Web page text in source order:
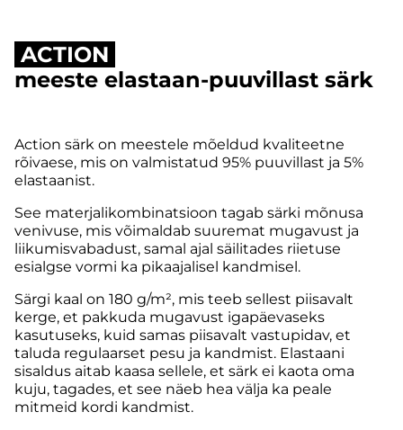
ACTION
meeste elastaan-puuvillast särk
Action särk on meestele mõeldud kvaliteetne
rõivaese, mis on valmistatud 95% puuvillast ja 5%
elastaanist.
See materjalikombinatsioon tagab särki mõnusa
venivuse, mis võimaldab suuremat mugavust ja
liikumisvabadust, samal ajal säilitades riietuse
esialgse vormi ka pikaajalisel kandmisel.
Särgi kaal on 180 g/m², mis teeb sellest piisavalt
kerge, et pakkuda mugavust igapäevaseks
kasutuseks, kuid samas piisavalt vastupidav, et
taluda regulaarset pesu ja kandmist. Elastaani
sisaldus aitab kaasa sellele, et särk ei kaota oma
kuju, tagades, et see näeb hea välja ka peale
mitmeid kordi kandmist.